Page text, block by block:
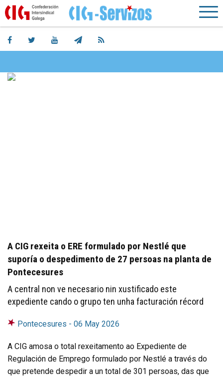
A CIG rexeita o ERE formulado por Nestlé que
suporía o despedimento de 27 persoas na planta de
Pontecesures
A central non ve necesario nin xustificado este
expediente cando o grupo ten unha facturación récord
Pontecesures - 06 May 2026
A CIG amosa o total rexeitamento ao Expediente de
Regulación de Emprego formulado por Nestlé a través do
que pretende despedir a un total de 301 persoas, das que